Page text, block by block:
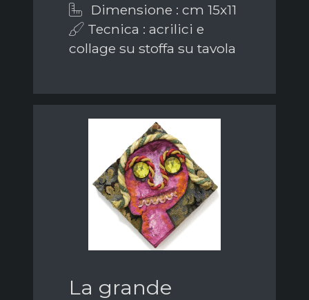
Dimensione : cm 15x11
Tecnica : acrilici e
collage su stoffa su tavola
La grande